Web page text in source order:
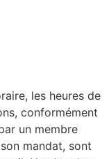
les heures de
conformément
un membre
mandat, sont